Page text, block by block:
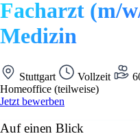
Facharzt (m/
Medizin
Stuttgart Vollzeit
Homeoffice (teilweise)
Jetzt bewerben
Auf einen Blick